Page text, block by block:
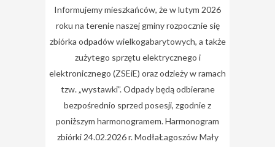
Informujemy mieszkańców, że w lutym 2026
roku na terenie naszej gminy rozpocznie się
zbiórka odpadów wielkogabarytowych, a także
zużytego sprzętu elektrycznego i
elektronicznego (ZSEiE) oraz odzieży w ramach
tzw. „wystawki”. Odpady będą odbierane
bezpośrednio sprzed posesji, zgodnie z
poniższym harmonogramem. Harmonogram
zbiórki 24.02.2026 r. ModłaŁagoszów Mały